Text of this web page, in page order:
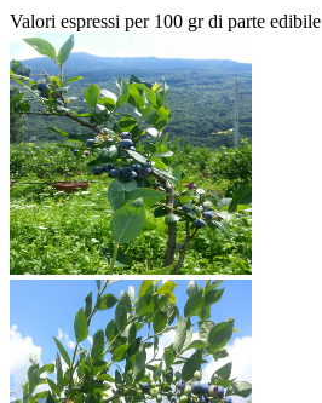
Valori espressi per 100 gr di parte edibile